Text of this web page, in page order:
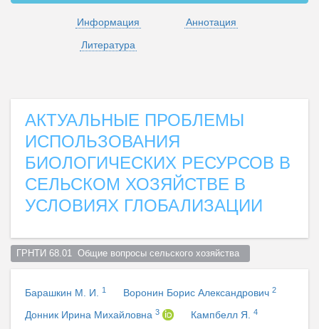
Информация
Аннотация
Литература
АКТУАЛЬНЫЕ ПРОБЛЕМЫ
ИСПОЛЬЗОВАНИЯ
БИОЛОГИЧЕСКИХ РЕСУРСОВ В
СЕЛЬСКОМ ХОЗЯЙСТВЕ В
УСЛОВИЯХ ГЛОБАЛИЗАЦИИ
ГРНТИ 68.01  Общие вопросы сельского хозяйства
Барашкин М. И. 1 Воронин Борис Александрович 2
Донник Ирина Михайловна 3 Кампбелл Я. 4